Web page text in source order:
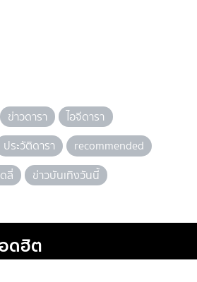
ข่าวดารา
ไอจีดารา
ประวัติดารา
recommended
ลี่ ข่าวบันเทิงวันนี้
ดฮิต